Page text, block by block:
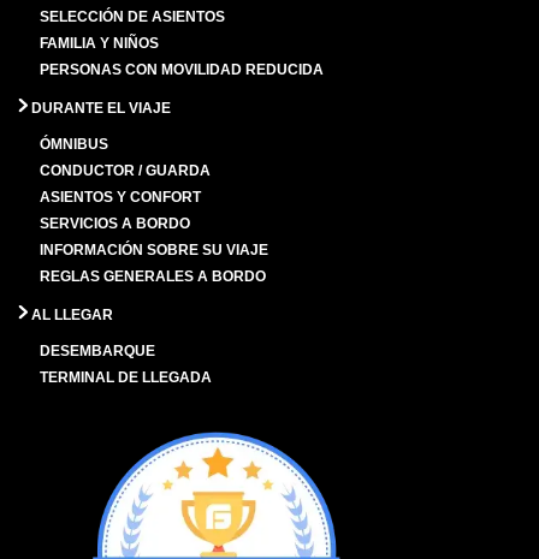
SELECCIÓN DE ASIENTOS
FAMILIA Y NIÑOS
PERSONAS CON MOVILIDAD REDUCIDA
DURANTE EL VIAJE
ÓMNIBUS
CONDUCTOR / GUARDA
ASIENTOS Y CONFORT
SERVICIOS A BORDO
INFORMACIÓN SOBRE SU VIAJE
REGLAS GENERALES A BORDO
AL LLEGAR
DESEMBARQUE
TERMINAL DE LLEGADA